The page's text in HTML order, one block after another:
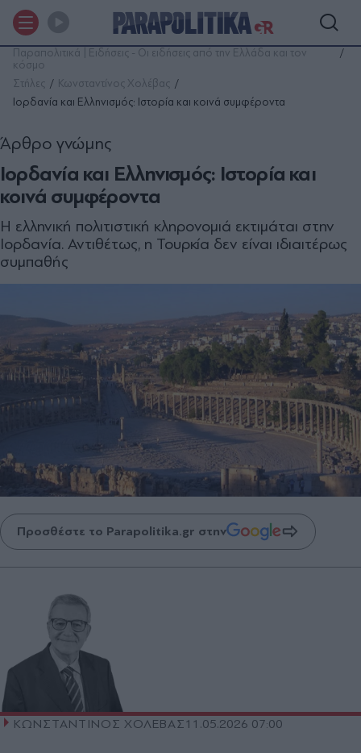
Παραπολιτικά | Ειδήσεις - Οι ειδήσεις από την Ελλάδα και τον
κόσμο
Στήλες
Κωνσταντίνος Χολέβας
Ιορδανία και Ελληνισµός: Ιστορία και κοινά συµφέροντα
Ιορδανία και Ελληνισµός: Ιστορία και
κοινά συµφέροντα
Άρθρο γνώμης
Η ελληνική πολιτιστική κληρονοµιά εκτιµάται στην
Ιορδανία. Αντιθέτως, η Τουρκία δεν είναι ιδιαιτέρως
συµπαθής
Προσθέστε το Parapolitika.gr στην
ΚΩΝΣΤΑΝΤΙΝΟΣ ΧΟΛΕΒΑΣ11.05.2026 07:00